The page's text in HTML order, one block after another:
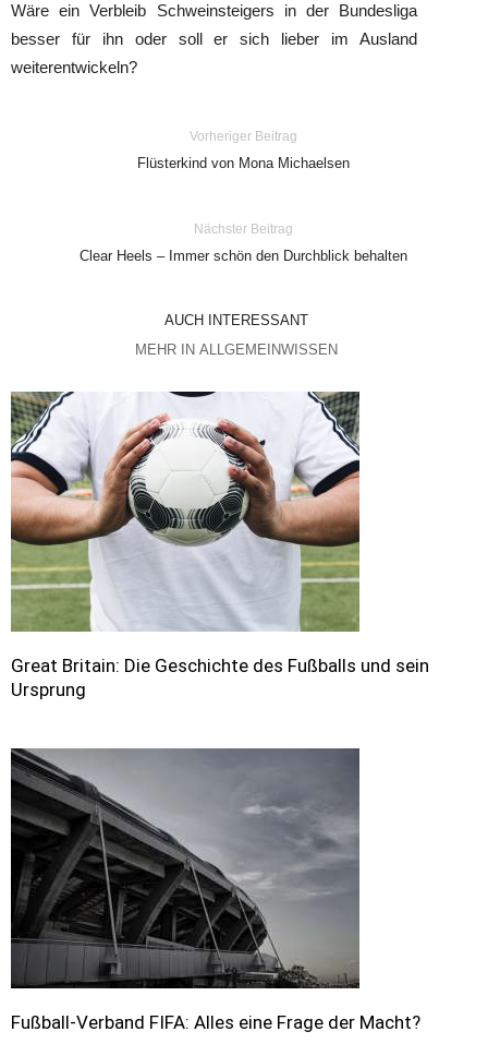
Wäre ein Verbleib Schweinsteigers in der Bundesliga
besser für ihn oder soll er sich lieber im Ausland
weiterentwickeln?
Vorheriger Beitrag
Flüsterkind von Mona Michaelsen
Nächster Beitrag
Clear Heels – Immer schön den Durchblick behalten
AUCH INTERESSANT
MEHR IN ALLGEMEINWISSEN
Great Britain: Die Geschichte des Fußballs und sein
Ursprung
Fußball-Verband FIFA: Alles eine Frage der Macht?